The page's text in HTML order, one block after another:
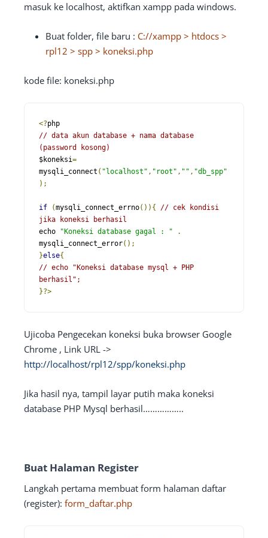
masuk ke localhost, aktifkan xampp pada windows.
Buat folder, file baru : C://xampp > htdocs >
rpl12 > spp > koneksi.php
kode file: koneksi.php
<?
// data akun database + nama database
(password kosong)
$koneksi=
mysqli_connect ( "localhost" , "root" , "" , "db_spp"
);
if (mysqli_connect_errno()){
// cek kondisi
jika koneksi berhasil
echo
"Koneksi database gagal : "
.
mysqli_connect_error();
}else{
// echo "Koneksi database mysql + PHP
berhasil";
}?>
Ujicoba Pengecekan koneksi buka browser Google
Chrome , Link URL ->
http://localhost/rpl12/spp/koneksi.php
Jika hasil nya, tampil layar putih maka koneksi
database PHP Mysql berhasil……………..
Buat Halaman Register
Langkah pertama membuat form halaman daftar
(register): form_daftar.php